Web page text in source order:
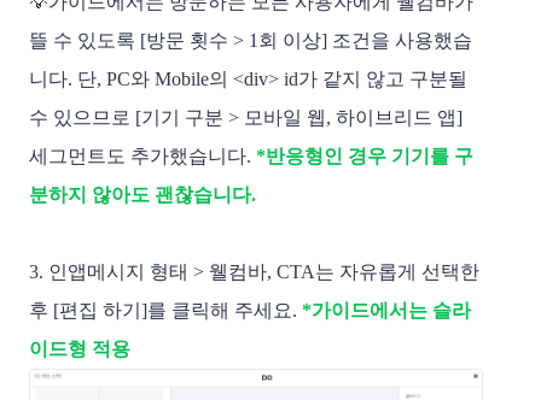
뜰 수 있도록 [방문 횟수 > 1회 이상] 조건을 사용했습
니다. 단, PC와 Mobile의 <div> id가 ​같지 않고 구분될
수 있으므로 [기기 구분 > 모바일 웹, 하이브리드 앱]
세그먼트도 추가했습니다. *반응형인 경우 기기를 구
분하지 않아도 괜찮습니다.
3. 인앱메시지 형태 > 웰컴바, CTA는 자유롭게 선택한
후 [편집 하기]를 클릭해 주세요. *가이드에서는 슬라
이드형 적용